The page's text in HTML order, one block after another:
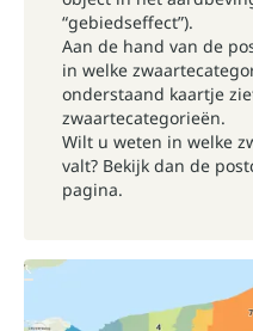
“gebiedseffect”).
Aan de hand van de
in welke
onderstaand kaartje
zwaartecategorieën.
Wilt u weten in welke
valt? Bekijk dan de
pagina.